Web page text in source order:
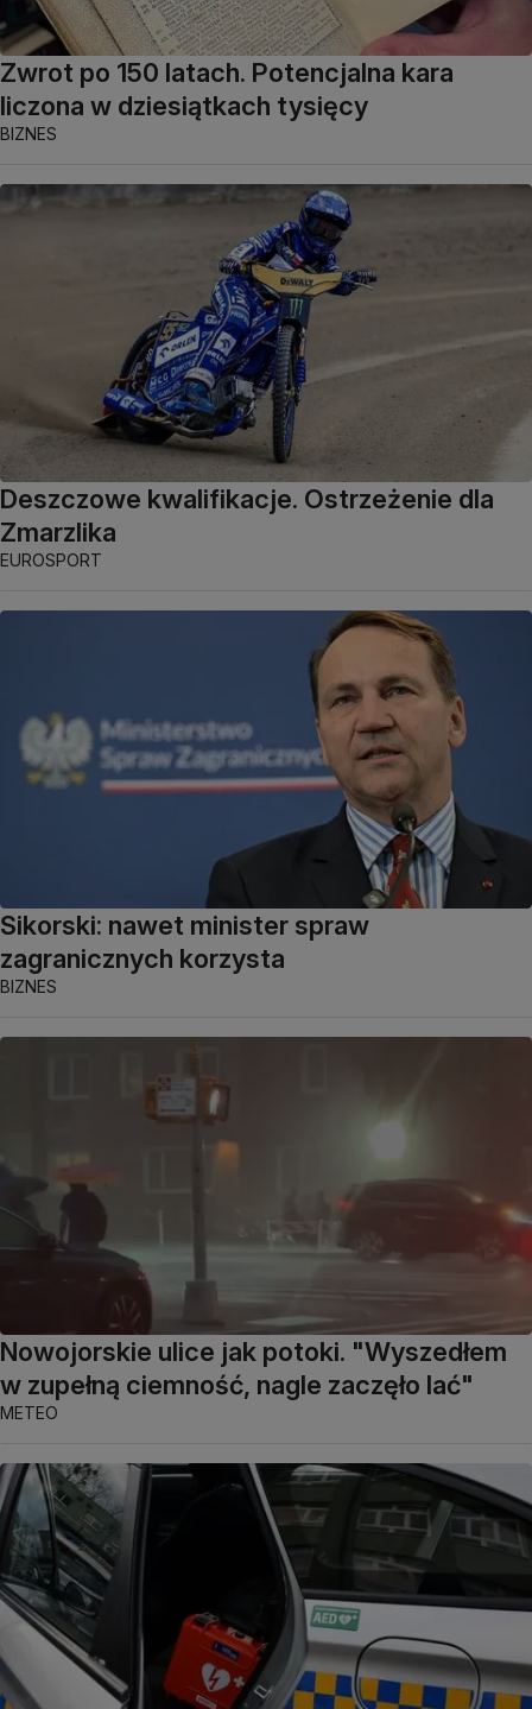
Zwrot po 150 latach. Potencjalna kara
liczona w dziesiątkach tysięcy
BIZNES
Deszczowe kwalifikacje. Ostrzeżenie dla
Zmarzlika
EUROSPORT
Sikorski: nawet minister spraw
zagranicznych korzysta
BIZNES
Nowojorskie ulice jak potoki. "Wyszedłem
w zupełną ciemność, nagle zaczęło lać"
METEO